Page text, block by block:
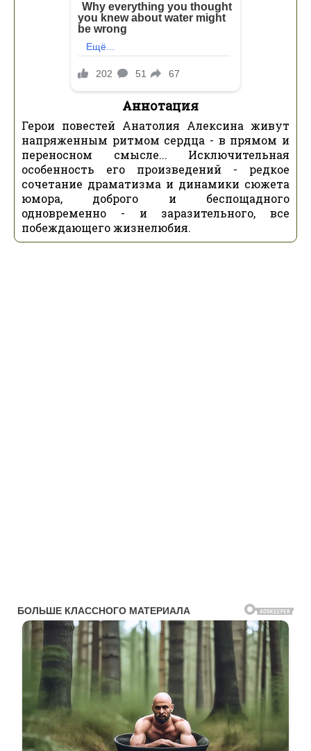
Аннотация
Герои повестей Анатолия Алексина живут
напряженным ритмом сердца - в прямом и
переносном смысле... Исключительная
особенность его произведений - редкое
сочетание драматизма и динамики сюжета
юмора, доброго и беспощадного
одновременно - и заразительного, все
побеждающего жизнелюбия.